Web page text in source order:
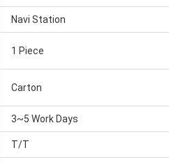
Navi Station
1 Piece
Carton
3~5 Work Days
T/T